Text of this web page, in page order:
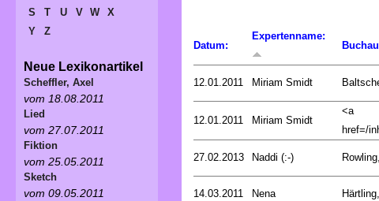
Datum:
Expertenname:
12.01.2011 Miriam Smidt
12.01.2011 Miriam Smidt
<a
href=/
27.02.2013 Naddi (:-)
14.03.2011 Nena
S
T U V W
X
Y
Z
Neue Lexikonartikel
Scheffler, Axel
vom 18.08.2011
Lied
vom 27.07.2011
Fiktion
vom 25.05.2011
Sketch
vom 09.05.2011